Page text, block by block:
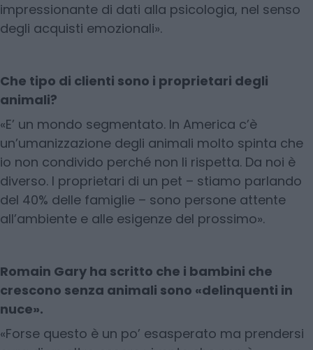
impressionante di dati alla psicologia, nel senso
degli acquisti emozionali».
Che tipo di clienti sono i proprietari degli
animali?
«E’ un mondo segmentato. In America c’è
un’umanizzazione degli animali molto spinta che
io non condivido perché non li rispetta. Da noi è
diverso. I proprietari di un pet – stiamo parlando
del 40% delle famiglie – sono persone attente
all’ambiente e alle esigenze del prossimo».
Romain Gary ha scritto che i bambini che
crescono senza animali sono «delinquenti in
nuce».
«Forse questo è un po’ esasperato ma prendersi